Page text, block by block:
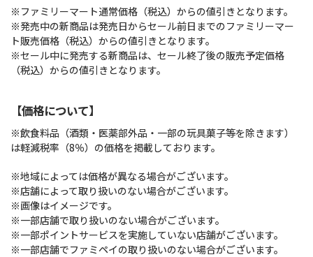
※ファミリーマート通常価格（税込）からの値引きとなります。
※発売中の新商品は発売日からセール前日までのファミリーマー
ト販売価格（税込）からの値引きとなります。
※セール中に発売する新商品は、セール終了後の販売予定価格
（税込）からの値引きとなります。
【価格について】
※飲食料品（酒類・医薬部外品・一部の玩具菓子等を除きます）
は軽減税率（8％）の価格を掲載しております。
※地域によっては価格が異なる場合がございます。
※店舗によって取り扱いのない場合がございます。
※画像はイメージです。
※一部店舗で取り扱いのない場合がございます。
※一部ポイントサービスを実施していない店舗がございます。
※一部店舗でファミペイの取り扱いのない場合がございます。